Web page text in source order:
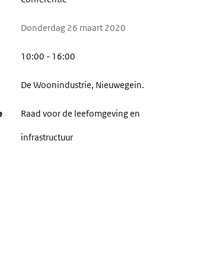
Donderdag 26 maart 2020
10:00 - 16:00
De Woonindustrie, Nieuwegein.
Raad voor de leefomgeving en
infrastructuur